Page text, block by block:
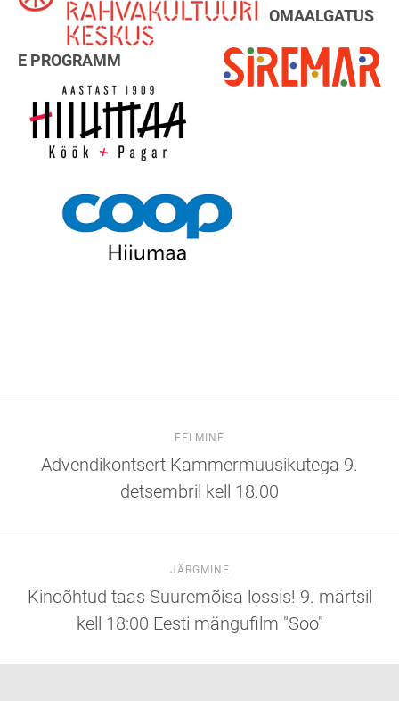
OMAALGATUS
E PROGRAMM
EELMINE
Advendikontsert Kammermuusikutega 9.
detsembril kell 18.00
JÄRGMINE
Kinoõhtud taas Suuremõisa lossis! 9. märtsil
kell 18:00 Eesti mängufilm "Soo"